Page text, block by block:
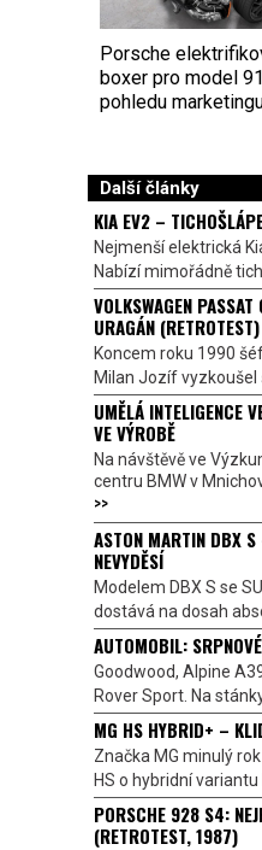
Porsche
boxer pro model
pohledu
Další články
KIA EV2 –
Nejmenší elektrická
Nabízí mimořádně
VOLKSWAGEN
URAGÁN (RETROTEST)
Koncem roku 1990
Milan Jozíf vyzkoušel
UMĚLÁ INTELIGENCE
VE VÝROBĚ
Na návštěvě ve
centru BMW v
>>
ASTON MARTIN DBX
NEVYDĚSÍ
Modelem DBX S se
dostává na dosah
AUTOMOBIL:
Goodwood, Alpine
Rover Sport. Na
MG HS HYBRID+ –
Značka MG minulý
HS o hybridní variantu
PORSCHE 928 S4:
(RETROTEST, 1987)